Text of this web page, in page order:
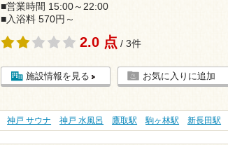
■営業時間 15:00～22:00
■入浴料 570円～
2.0 点 / 3件
施設情報を見る お気に入りに追加
神戸 サウナ 神戸 水風呂 鷹取駅 駒ヶ林駅 新長田駅